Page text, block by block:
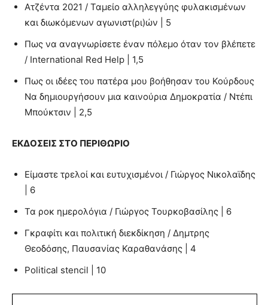
Ατζέντα 2021 / Ταμείο αλληλεγγύης φυλακισμένων
και διωκόμενων αγωνιστ(ρι)ών | 5
Πως να αναγνωρίσετε έναν πόλεμο όταν τον βλέπετε
/ International Red Help | 1,5
Πως οι ιδέες του πατέρα μου βοήθησαν του Κούρδους
Να δημιουργήσουν μια καινούρια Δημοκρατία / Ντέπι
Μπούκτσιν | 2,5
ΕΚΔΟΣΕΙΣ ΣΤΟ ΠΕΡΙΘΩΡΙΟ
Είμαστε τρελοί και ευτυχισμένοι / Γιώργος Νικολαϊδης
| 6
Τα ροκ ημερολόγια / Γιώργος Τουρκοβασίλης | 6
Γκραφίτι και πολιτική διεκδίκηση / Δημτρης
Θεοδόσης, Παυσανίας Καραθανάσης | 4
Political stencil | 10